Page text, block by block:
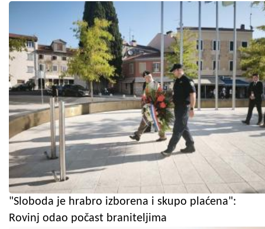
"Sloboda je hrabro izborena i skupo plaćena":
Rovinj odao počast braniteljima